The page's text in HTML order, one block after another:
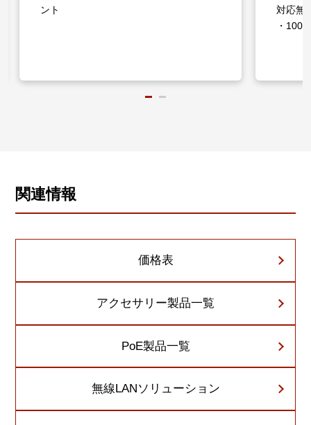
ント
対応無
・100/
関連情報
価格表
アクセサリー製品一覧
PoE製品一覧
無線LANソリューション